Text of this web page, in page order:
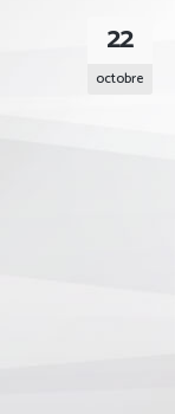
22
octobre